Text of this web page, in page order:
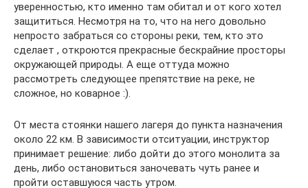
уверенностью, кто именно там обитал и от кого хотел
защититься. Несмотря на то, что на него довольно
непросто забраться со стороны реки, тем, кто это
сделает , откроются прекрасные бескрайние просторы
окружающей природы. А еще оттуда можно
рассмотреть следующее препятствие на реке, не
сложное, но коварное :).
От места стоянки нашего лагеря до пункта назначения
около 22 км. В зависимости отситуации, инструктор
принимает решение: либо дойти до этого монолита за
день, либо остановиться заночевать чуть ранее и
пройти оставшуюся часть утром.